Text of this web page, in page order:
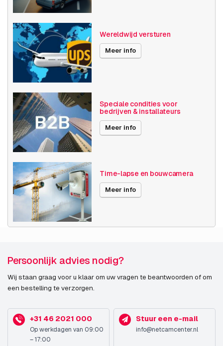
Axis Series Q17
Power over Ethernet 15W
Maximale Beeldhoek
Optische zoom 1-10x
Videocompressie
H264
H265
Diversen
Publicatiedatum 01-12-2025
Wereldwijd versturen
Meer info
Speciale condities voor
bedrijven & installateurs
Meer info
Time-lapse en bouwcamera
Meer info
Persoonlijk advies nodig?
Wij staan graag voor u klaar om uw vragen te beantwoorden of om
een bestelling te verzorgen.
+31 46 2021 000
Op werkdagen van 09:00
– 17:00
Stuur een e-mail
info@netcamcenter.nl